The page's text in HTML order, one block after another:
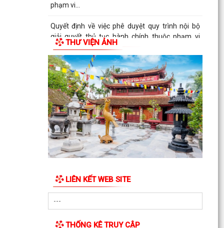
phạm vi...
Quyết định về việc phê duyệt quy trình nội bộ
giải quyết thủ tục hành chính thuộc phạm vi
chức năng...
Quyết định về việc ủy quyền thực hiện một số
nhiệm vụ trong lĩnh vực đất đai theo quy định tại
Điều...
Quyết định quy định về việc phân cấp thực hiện
một số nhiệm vụ trong lĩnh vực đất đai và trình
tự,...
Phường Dương Kinh tham dự hội nghị trực
Đảng ủy phường Dương Kinh tổ chức sinh hoạt
chi bộ thường kỳ (mẫu) tại chi bộ TDP Hải Hoà
Phường Dương Kinh triển khai Chương trình Sức
THƯ VIỆN ẢNH
LIÊN KẾT WEB SITE
THỐNG KÊ TRUY CẬP